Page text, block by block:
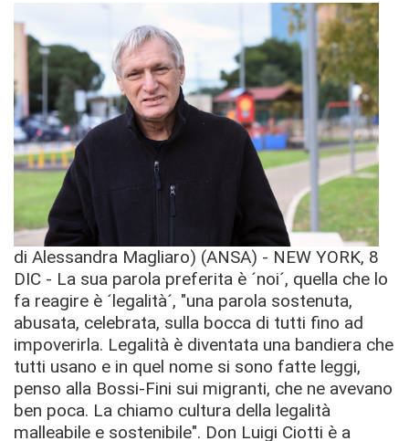
di Alessandra Magliaro) (ANSA) - NEW YORK, 8
DIC - La sua parola preferita è ´noi´, quella che lo
fa reagire è ´legalità´, "una parola sostenuta,
abusata, celebrata, sulla bocca di tutti fino ad
impoverirla. Legalità è diventata una bandiera che
tutti usano e in quel nome si sono fatte leggi,
penso alla Bossi-Fini sui migranti, che ne avevano
ben poca. La chiamo cultura della legalità
malleabile e sostenibile". Don Luigi Ciotti è a